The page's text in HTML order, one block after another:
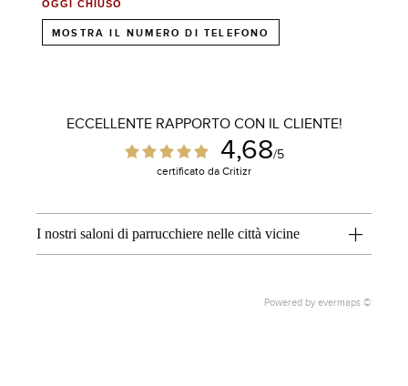
3
OGGI CHIUSO
MOSTRA IL NUMERO DI TELEFONO
ECCELLENTE RAPPORTO CON IL CLIENTE!
4,68/5
certificato da Critizr
I nostri saloni di parrucchiere nelle città vicine
Powered by evermaps ©